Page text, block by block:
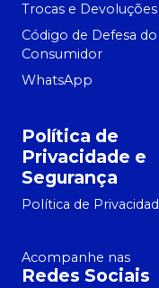
Trocas e Devoluções
Código de Defesa do
Consumidor
WhatsApp
Política de
Privacidade e
Segurança
Política de
Acompanhe nas
Redes Sociais